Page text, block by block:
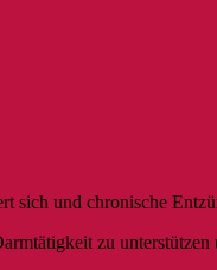
und chronische
zu